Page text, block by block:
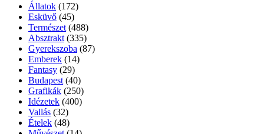
Állatok (172)
Esküvő (45)
Természet (488)
Absztrakt (335)
Gyerekszoba (87)
Emberek (14)
Fantasy (29)
Budapest (40)
Grafikák (250)
Idézetek (400)
Vallás (32)
Ételek (48)